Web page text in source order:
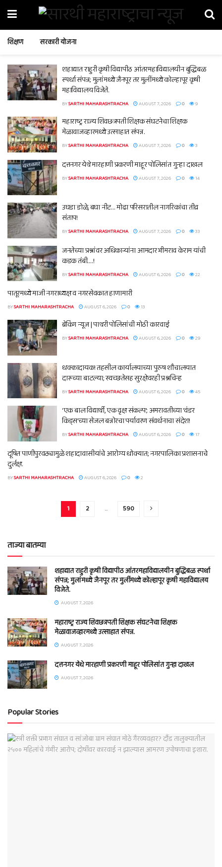
शिक्षण सरकारी योजना
शहाद्यात राहुरी कृषी विद्यापीठ आंतरमहाविद्यालयीन बुद्धिबळ
स्पर्धा संपन्न; मुलांमध्ये जैनपूर तर मुलींमध्ये कोल्हापूर कृषी
महाविद्यालय विजेते.
BYSARTHI MAHARASHTRACHA AUGUST 7, 2026 0 9
महाराष्ट्र राज्य शिवछत्रपती शिक्षक संघटनेचा शिक्षक
मेळावाजव्हारमध्ये उत्साहात संपन्न.
BYSARTHI MAHARASHTRACHA AUGUST 7, 2026 0 3
दत्तनगर येथे मारहाणी प्रकरणी माहूर पोलिसांत गुन्हा दाखल
BYSARTHI MAHARASHTRACHA AUGUST 7, 2026 0 14
उघडा डोळे, बघा नीट… मोढा परिसरातील नागरिकांचा तीव्र
संताप!
BYSARTHI MAHARASHTRACHA AUGUST 7, 2026 0 33
जनतेच्या प्रश्नांवर अधिकाऱ्यांना आमदार भीमराव केराम यांची
कडक तंबी….!
BYSARTHI MAHARASHTRACHA AUGUST 6, 2026 0 22
पातूरमध्ये माजी नगराध्यक्ष व नगरसेवकात हाणामारी
BYSARTHI MAHARASHTRACHA AUGUST 6, 2026 0 13
ब्रेकिंग न्यूज | पाथरी पोलिसांची मोठी कारवाई
BYSARTHI MAHARASHTRACHA AUGUST 6, 2026 0 29
धक्कादायक! तहसील कार्यालयाच्या पुरुष शौचालयात
दारूच्या बाटल्या; स्वच्छतेसह सुरक्षेवरही प्रश्नचिन्ह
BYSARTHI MAHARASHTRACHA AUGUST 6, 2026 0 45
‘एक बाल विद्यार्थी, एक वृक्ष संकल्प’; अमरावतीच्या ‘वंडर
किड्स’च्या सेजल बन्नोरचा पर्यावरण संवर्धनाचा संदेश!
BYSARTHI MAHARASHTRACHA AUGUST 6, 2026 0 17
दूषित पाणीपुरवठ्यामुळे शहादावासीयांचे आरोग्य धोक्यात; नगरपालिका प्रशासनाचे
दुर्लक्ष.
BYSARTHI MAHARASHTRACHA AUGUST 6, 2026 0 2
1 2 … 590
ताज्या बातम्या
शहाद्यात राहुरी कृषी विद्यापीठ आंतरमहाविद्यालयीन बुद्धिबळ स्पर्धा
संपन्न; मुलांमध्ये जैनपूर तर मुलींमध्ये कोल्हापूर कृषी महाविद्यालय
विजेते.
AUGUST 7, 2026
महाराष्ट्र राज्य शिवछत्रपती शिक्षक संघटनेचा शिक्षक
मेळावाजव्हारमध्ये उत्साहात संपन्न.
AUGUST 7, 2026
दत्तनगर येथे मारहाणी प्रकरणी माहूर पोलिसांत गुन्हा दाखल
AUGUST 7, 2026
Popular Stories